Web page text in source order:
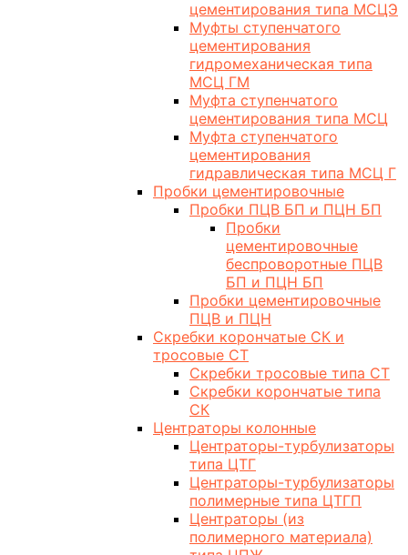
цементирования типа МСЦЭ
Муфты ступенчатого
цементирования
гидромеханическая типа
МСЦ ГМ
Муфта ступенчатого
цементирования типа МСЦ
Муфта ступенчатого
цементирования
гидравлическая типа МСЦ Г
Пробки цементировочные
Пробки ПЦВ БП и ПЦН БП
Пробки
цементировочные
беспроворотные ПЦВ
БП и ПЦН БП
Пробки цементировочные
ПЦВ и ПЦН
Скребки корончатые СК и
тросовые СТ
Скребки тросовые типа СТ
Скребки корончатые типа
СК
Центраторы колонные
Центраторы-турбулизаторы
типа ЦТГ
Центраторы-турбулизаторы
полимерные типа ЦТГП
Центраторы (из
полимерного материала)